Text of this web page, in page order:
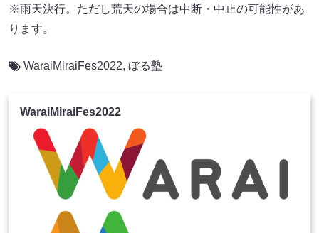
※雨天決行。ただし荒天の場合は中断・中止の可能性があ
ります。
WaraiMiraiFes2022, ぼる塾
WaraiMiraiFes2022